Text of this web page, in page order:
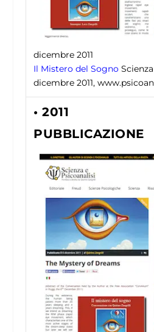
dicembre 2011
Il Mistero del Sogno
dicembre 2011,
• 2011
PUBBLICAZIONE